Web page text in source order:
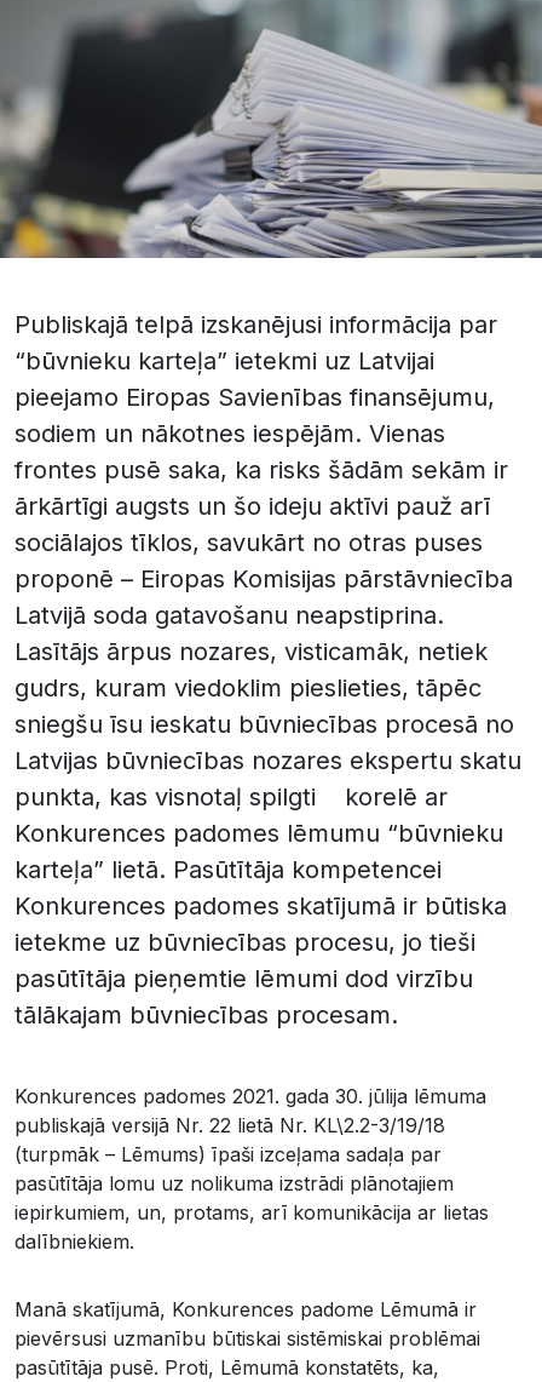
Publiskajā telpā izskanējusi informācija par
“būvnieku karteļa” ietekmi uz Latvijai
pieejamo Eiropas Savienības finansējumu,
sodiem un nākotnes iespējām. Vienas
frontes pusē saka, ka risks šādām sekām ir
ārkārtīgi augsts un šo ideju aktīvi pauž arī
sociālajos tīklos, savukārt no otras puses
proponē – Eiropas Komisijas pārstāvniecība
Latvijā soda gatavošanu neapstiprina.
Lasītājs ārpus nozares, visticamāk, netiek
gudrs, kuram viedoklim pieslieties, tāpēc
sniegšu īsu ieskatu būvniecības procesā no
Latvijas būvniecības nozares ekspertu skatu
punkta, kas visnotaļ spilgti korelē ar
Konkurences padomes lēmumu “būvnieku
karteļa” lietā. Pasūtītāja kompetencei
Konkurences padomes skatījumā ir būtiska
ietekme uz būvniecības procesu, jo tieši
pasūtītāja pieņemtie lēmumi dod virzību
tālākajam būvniecības procesam.
Konkurences padomes 2021. gada 30. jūlija lēmuma
publiskajā versijā Nr. 22 lietā Nr. KL\2.2-3/19/18
(turpmāk – Lēmums) īpaši izceļama sadaļa par
pasūtītāja lomu uz nolikuma izstrādi plānotajiem
iepirkumiem, un, protams, arī komunikācija ar lietas
dalībniekiem.
Manā skatījumā, Konkurences padome Lēmumā ir
pievērsusi uzmanību būtiskai sistēmiskai problēmai
pasūtītāja pusē. Proti, Lēmumā konstatēts, ka,